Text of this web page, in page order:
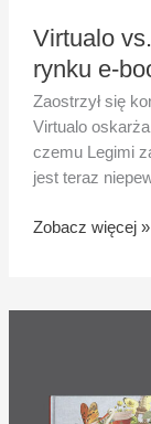
Virtualo
rynku e-
Zaostrzył się
Virtualo
czemu Legimi
jest teraz
Zobacz więcej »
grudniu?